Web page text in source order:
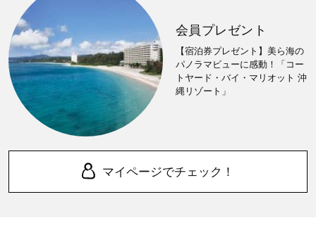
会員プレゼント
【宿泊券プレゼント】美ら海の
パノラマビューに感動！「コー
トヤード・バイ・マリオット 沖
縄リゾート」
マイページでチェック！